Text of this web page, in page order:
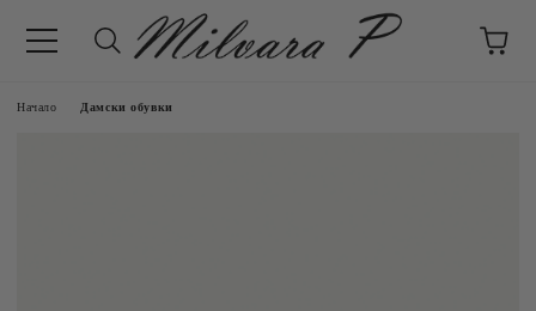
Начало Дамски обувки